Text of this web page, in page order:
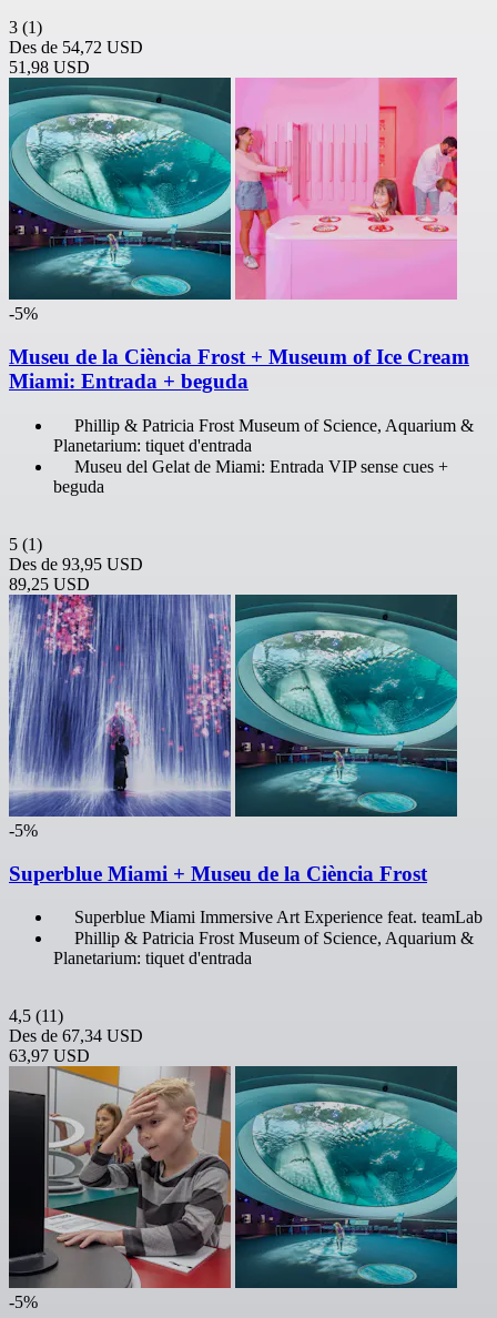
3 (1)
Des de 54,72 USD
51,98 USD
-5%
Museu de la Ciència Frost + Museum of Ice Cream
Miami: Entrada + beguda
Phillip & Patricia Frost Museum of Science, Aquarium &
Planetarium: tiquet d'entrada
Museu del Gelat de Miami: Entrada VIP sense cues +
beguda
5 (1)
Des de 93,95 USD
89,25 USD
-5%
Superblue Miami + Museu de la Ciència Frost
Superblue Miami Immersive Art Experience feat. teamLab
Phillip & Patricia Frost Museum of Science, Aquarium &
Planetarium: tiquet d'entrada
4,5 (11)
Des de 67,34 USD
63,97 USD
-5%